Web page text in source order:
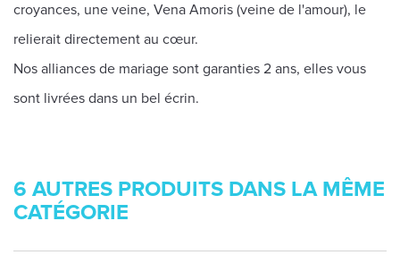
croyances, une veine, Vena Amoris (veine de l'amour), le
relierait directement au cœur.
Nos alliances de mariage sont garanties 2 ans, elles vous
sont livrées dans un bel écrin.
6 AUTRES PRODUITS DANS LA MÊME
CATÉGORIE